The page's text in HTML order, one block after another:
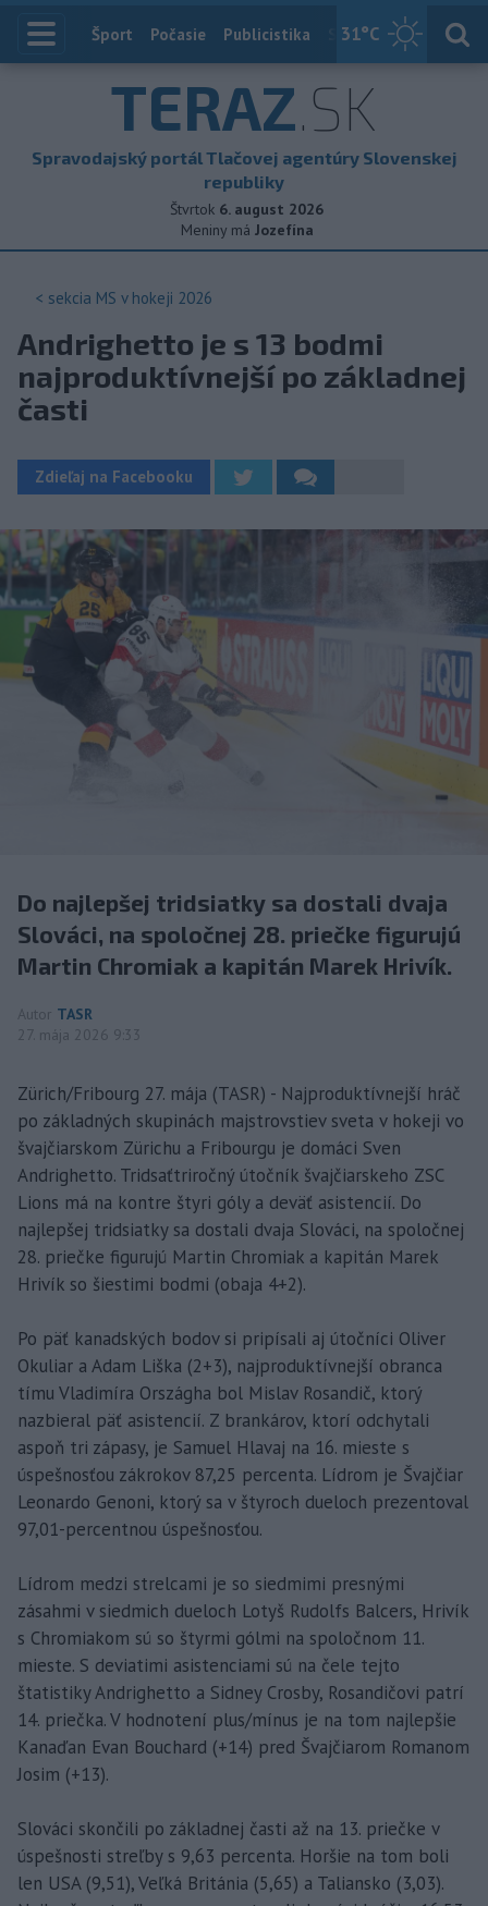
31°C
Index
Šport Počasie Publicistika Slovensko
TERAZ.SK
Spravodajský portál Tlačovej agentúry Slovenskej
republiky
Štvrtok 6. august 2026
Meniny má Jozefína
< sekcia MS v hokeji 2026
Andrighetto je s 13 bodmi
najproduktívnejší po základnej
časti
Zdieľaj na Facebooku
Do najlepšej tridsiatky sa dostali dvaja
Slováci, na spoločnej 28. priečke figurujú
Martin Chromiak a kapitán Marek Hrivík.
Autor TASR
27. mája 2026 9:33
Zürich/Fribourg 27. mája (TASR) - Najproduktívnejší hráč
po základných skupinách majstrovstiev sveta v hokeji vo
švajčiarskom Zürichu a Fribourgu je domáci Sven
Andrighetto. Tridsaťtriročný útočník švajčiarskeho ZSC
Lions má na kontre štyri góly a deväť asistencií. Do
najlepšej tridsiatky sa dostali dvaja Slováci, na spoločnej
28. priečke figurujú Martin Chromiak a kapitán Marek
Hrivík so šiestimi bodmi (obaja 4+2).
Po päť kanadských bodov si pripísali aj útočníci Oliver
Okuliar a Adam Liška (2+3), najproduktívnejší obranca
tímu Vladimíra Országha bol Mislav Rosandič, ktorý
nazbieral päť asistencií. Z brankárov, ktorí odchytali
aspoň tri zápasy, je Samuel Hlavaj na 16. mieste s
úspešnosťou zákrokov 87,25 percenta. Lídrom je Švajčiar
Leonardo Genoni, ktorý sa v štyroch dueloch prezentoval
97,01-percentnou úspešnosťou.
Lídrom medzi strelcami je so siedmimi presnými
zásahmi v siedmich dueloch Lotyš Rudolfs Balcers, Hrivík
s Chromiakom sú so štyrmi gólmi na spoločnom 11.
mieste. S deviatimi asistenciami sú na čele tejto
štatistiky Andrighetto a Sidney Crosby, Rosandičovi patrí
14. priečka. V hodnotení plus/mínus je na tom najlepšie
Kanaďan Evan Bouchard (+14) pred Švajčiarom Romanom
Josim (+13).
Slováci skončili po základnej časti až na 13. priečke v
úspešnosti streľby s 9,63 percenta. Horšie na tom boli
len USA (9,51), Veľká Británia (5,65) a Taliansko (3,03).